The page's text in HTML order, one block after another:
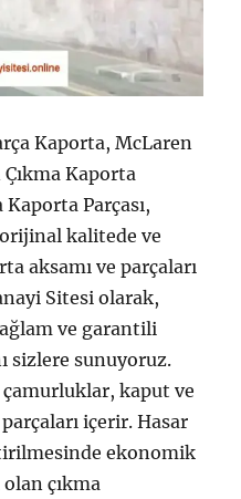
Kaporta, McLaren
Kaporta
Parçası,
kalitede ve
aksamı ve parçaları
Sitesi olarak,
ve garantili
sizlere sunuyoruz.
çamurluklar, kaput ve
içerir. Hasar
ekonomik
çıkma